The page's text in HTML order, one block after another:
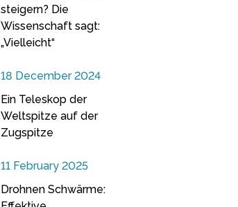
steigern? Die
Wissenschaft sagt:
„Vielleicht“
18 December 2024
Ein Teleskop der
Weltspitze auf der
Zugspitze
11 February 2025
Drohnen Schwärme: